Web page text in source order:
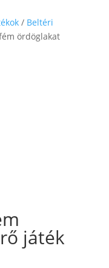
/ Beltéri
ördöglakat
játék